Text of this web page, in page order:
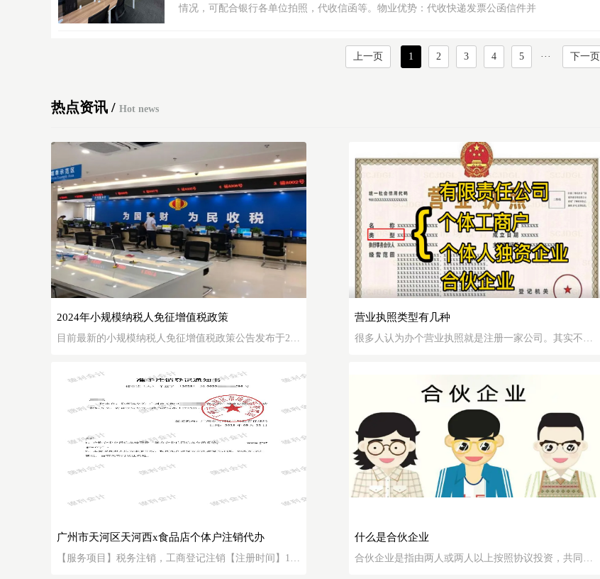
情况，可配合银行各单位拍照，代收信函等。物业优势：代收快递发票公函信件并
上一页 1 2 3 4 5 ··· 下一页
热点资讯 / Hot news
2024年小规模纳税人免征增值税政策
目前最新的小规模纳税人免征增值税政策公告发布于202
策如下：对月销售额10万元以下（含本数）的增值税小
规模纳税人，免征增值税。增值税小规模纳税人适用3%
征收率的应税销售收入，减按1%征收率征收增值税。适
用3%预征率
营业执照类型有几种
很多人认为办个营业执照就是注册一家公司。其实不
理局也就是以前的工商局办理注册登记后都会有营业执
照，证件看起来差不多，持有后都可以从事相关的经营
活动。而不
广州市天河区天河西x食品店个体户注销代办
【服务项目】税务注销，工商登记注销【注册时间】12
什么是合伙企业
合伙企业是指由两人或两人以上按照协议投资，共同经